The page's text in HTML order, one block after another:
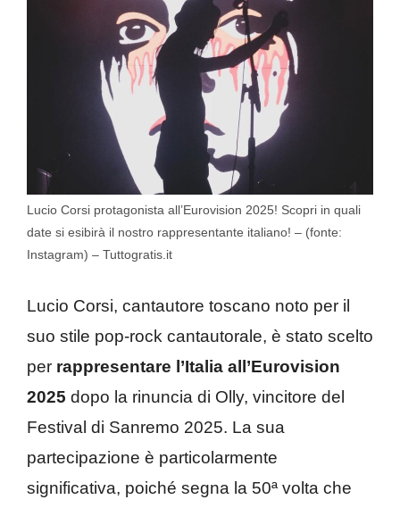
Lucio Corsi protagonista all’Eurovision 2025! Scopri in quali
date si esibirà il nostro rappresentante italiano! – (fonte:
Instagram) – Tuttogratis.it
Lucio Corsi, cantautore toscano noto per il
suo stile pop-rock cantautorale, è stato scelto
per rappresentare l’Italia all’Eurovision
2025 dopo la rinuncia di Olly, vincitore del
Festival di Sanremo 2025. La sua
partecipazione è particolarmente
significativa, poiché segna la 50ª volta che